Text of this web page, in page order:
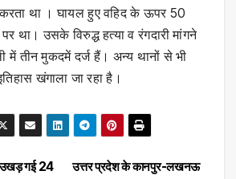
था । घायल हुए वहिद के ऊपर 50
था। उसके विरुद्ध हत्या व रंगदारी मांगने
में तीन मुकदमें दर्ज हैं। अन्य थानों से भी
खंगाला जा रहा है।
उत्तर प्रदेश के कानपुर-लखनऊ
गई 24